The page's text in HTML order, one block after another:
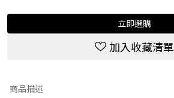
立即選購
加入收藏清單
商品描述